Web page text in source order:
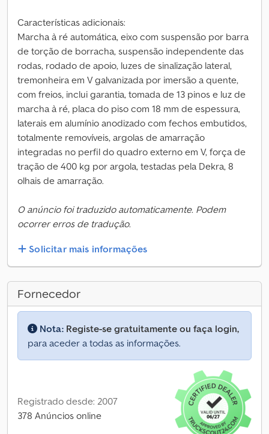
Características adicionais:
Marcha à ré automática, eixo com suspensão por barra
de torção de borracha, suspensão independente das
rodas, rodado de apoio, luzes de sinalização lateral,
tremonheira em V galvanizada por imersão a quente,
com freios, inclui garantia, tomada de 13 pinos e luz de
marcha à ré, placa do piso com 18 mm de espessura,
laterais em alumínio anodizado com fechos embutidos,
totalmente removíveis, argolas de amarração
integradas no perfil do quadro externo em V, força de
tração de 400 kg por argola, testadas pela Dekra, 8
olhais de amarração.
O anúncio foi traduzido automaticamente. Podem
ocorrer erros de tradução.
Solicitar mais informações
Fornecedor
Nota: Registe-se gratuitamente ou faça login,
para aceder a todas as informações.
Registrado desde: 2007
378 Anúncios online